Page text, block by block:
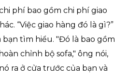
phí bao gồm chi phí giao
“Việc giao hàng đó là gì?”
tìm hiểu. "Đó là bao gồm
chỉnh bộ sofa," ông nói,
ra ở cửa trước của bạn và